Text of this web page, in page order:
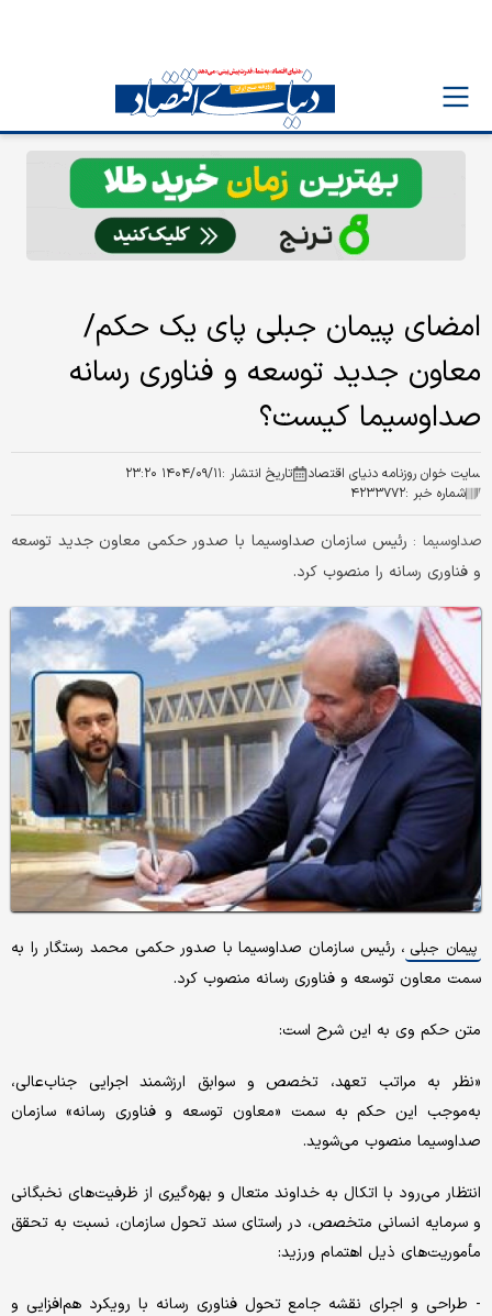
امضای پیمان جبلی پای یک حکم/
معاون جدید توسعه و فناوری رسانه
صداوسیما کیست؟
سایت خوان روزنامه دنیای اقتصاد تاریخ انتشار :۱۴۰۴/۰۹/۱۱ ۲۳:۲۰
شماره خبر :۴۲۳۳۷۷۲
صداوسیما : رئیس سازمان صداوسیما با صدور حکمی معاون جدید توسعه
و فناوری رسانه را منصوب کرد.
پیمان جبلی ، رئیس سازمان صداوسیما با صدور حکمی محمد رستگار را به
سمت معاون توسعه و فناوری رسانه منصوب کرد.
متن حکم وی به این شرح است:
«نظر به مراتب تعهد، تخصص و سوابق ارزشمند اجرایی جناب‌عالی،
به‌موجب این حکم به سمت «معاون توسعه و فناوری رسانه» سازمان
صداوسیما منصوب می‌شوید.
انتظار می‌رود با اتکال به خداوند متعال و بهره‌گیری از ظرفیت‌های نخبگانی
و سرمایه انسانی متخصص، در راستای سند تحول سازمان، نسبت به تحقق
مأموریت‌های ذیل اهتمام ورزید:
- طراحی و اجرای نقشه جامع تحول فناوری رسانه با رویکرد هم‌افزایی و